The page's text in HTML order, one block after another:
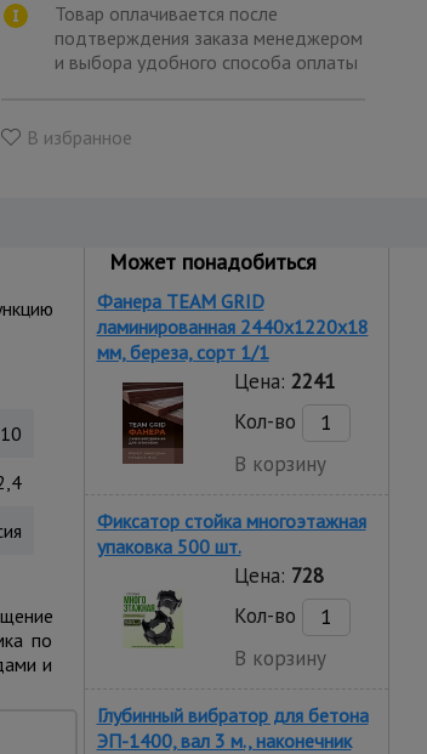
Товар оплачивается после
подтверждения заказа менеджером
и выбора удобного способа оплаты
В избранное
10
по
и
Может понадобиться
Фанера TEAM GRID
ламинированная 2440х1220х18
мм, береза, сорт 1/1
Цена: 2241
Кол-во
В корзину
Фиксатор стойка многоэтажная
упаковка 500 шт.
Цена: 728
Кол-во
В корзину
Глубинный вибратор для бетона
ЭП-1400, вал 3 м., наконечник